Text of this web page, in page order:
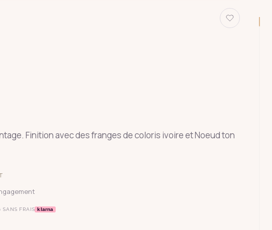
Finition avec des franges de coloris ivoire et Noeud ton
SANS FRAIS klarna